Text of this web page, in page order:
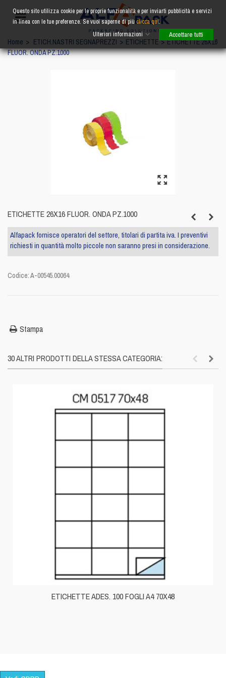
Home > ETICH.NASTRI SEGNAPREZZI > ETICHETTE > ETICHETTE 26X16
FLUOR. ONDA PZ.1000
ETICHETTE 26X16 FLUOR. ONDA PZ.1000
Alfapack fornisce operatori del settore, titolari di partita iva. I preventivi
richiesti in quantità molto piccole non saranno presi in considerazione.
Codice:A-00545.00064
Stampa
30 ALTRI PRODOTTI DELLA STESSA CATEGORIA:
ETICHETTE ADES. 100 FOGLI A4 70X48
Questo sito utilizza cookie per le proprie funzionalità e per inviarti pubblicità e servizi
in linea con le tue preferenze. Se vuoi saperne di più clicca qui.
Ulteriori informazioni
Accettare tutti